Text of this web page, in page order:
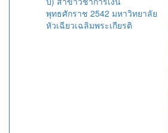
พุทธศักราช 2542 มหาวิทยาลัย
หัวเฉียวเฉลิมพระเกียรติ